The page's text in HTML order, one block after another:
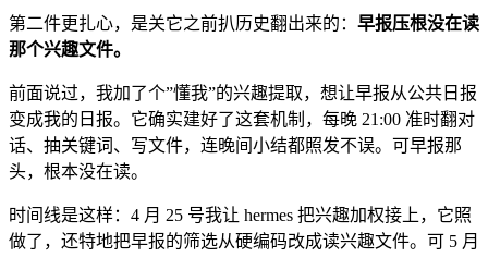
第二件更扎心，是关它之前扒历史翻出来的： 早报压根没在读
那个兴趣文件。
前面说过，我加了个”懂我”的兴趣提取，想让早报从公共日报
变成我的日报。它确实建好了这套机制，每晚 21:00 准时翻对
话、抽关键词、写文件，连晚间小结都照发不误。可早报那
头，根本没在读。
时间线是这样：4 月 25 号我让 hermes 把兴趣加权接上，它照
做了，还特地把早报的筛选从硬编码改成读兴趣文件。可 5 月